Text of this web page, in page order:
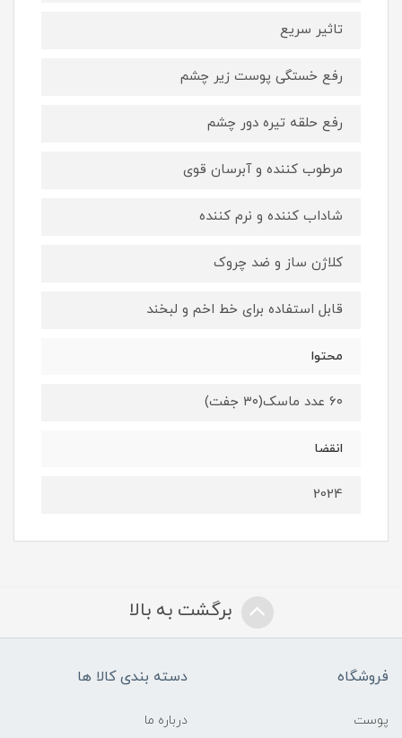
تاثیر سریع
رفع خستگی پوست زیر چشم
رفع حلقه تیره دور چشم
مرطوب کننده و آبرسان قوی
شاداب کننده و نرم کننده
کلاژن ساز و ضد چروک
قابل استفاده برای خط اخم و لبخند
محتوا
۶۰ عدد ماسک(۳۰ جفت)
انقضا
2024
برگشت به بالا
فروشگاه
پوست
دسته بندی کالا ها
درباره ما